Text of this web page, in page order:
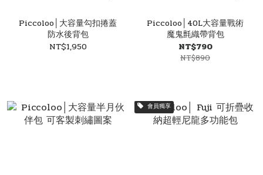
Piccoloo│大容量勾扣捲蓋
防水後背包
NT$1,950
Piccoloo│40L大容量戰術
魔鬼氈織帶背包
NT$790
NT$890
會員獨享